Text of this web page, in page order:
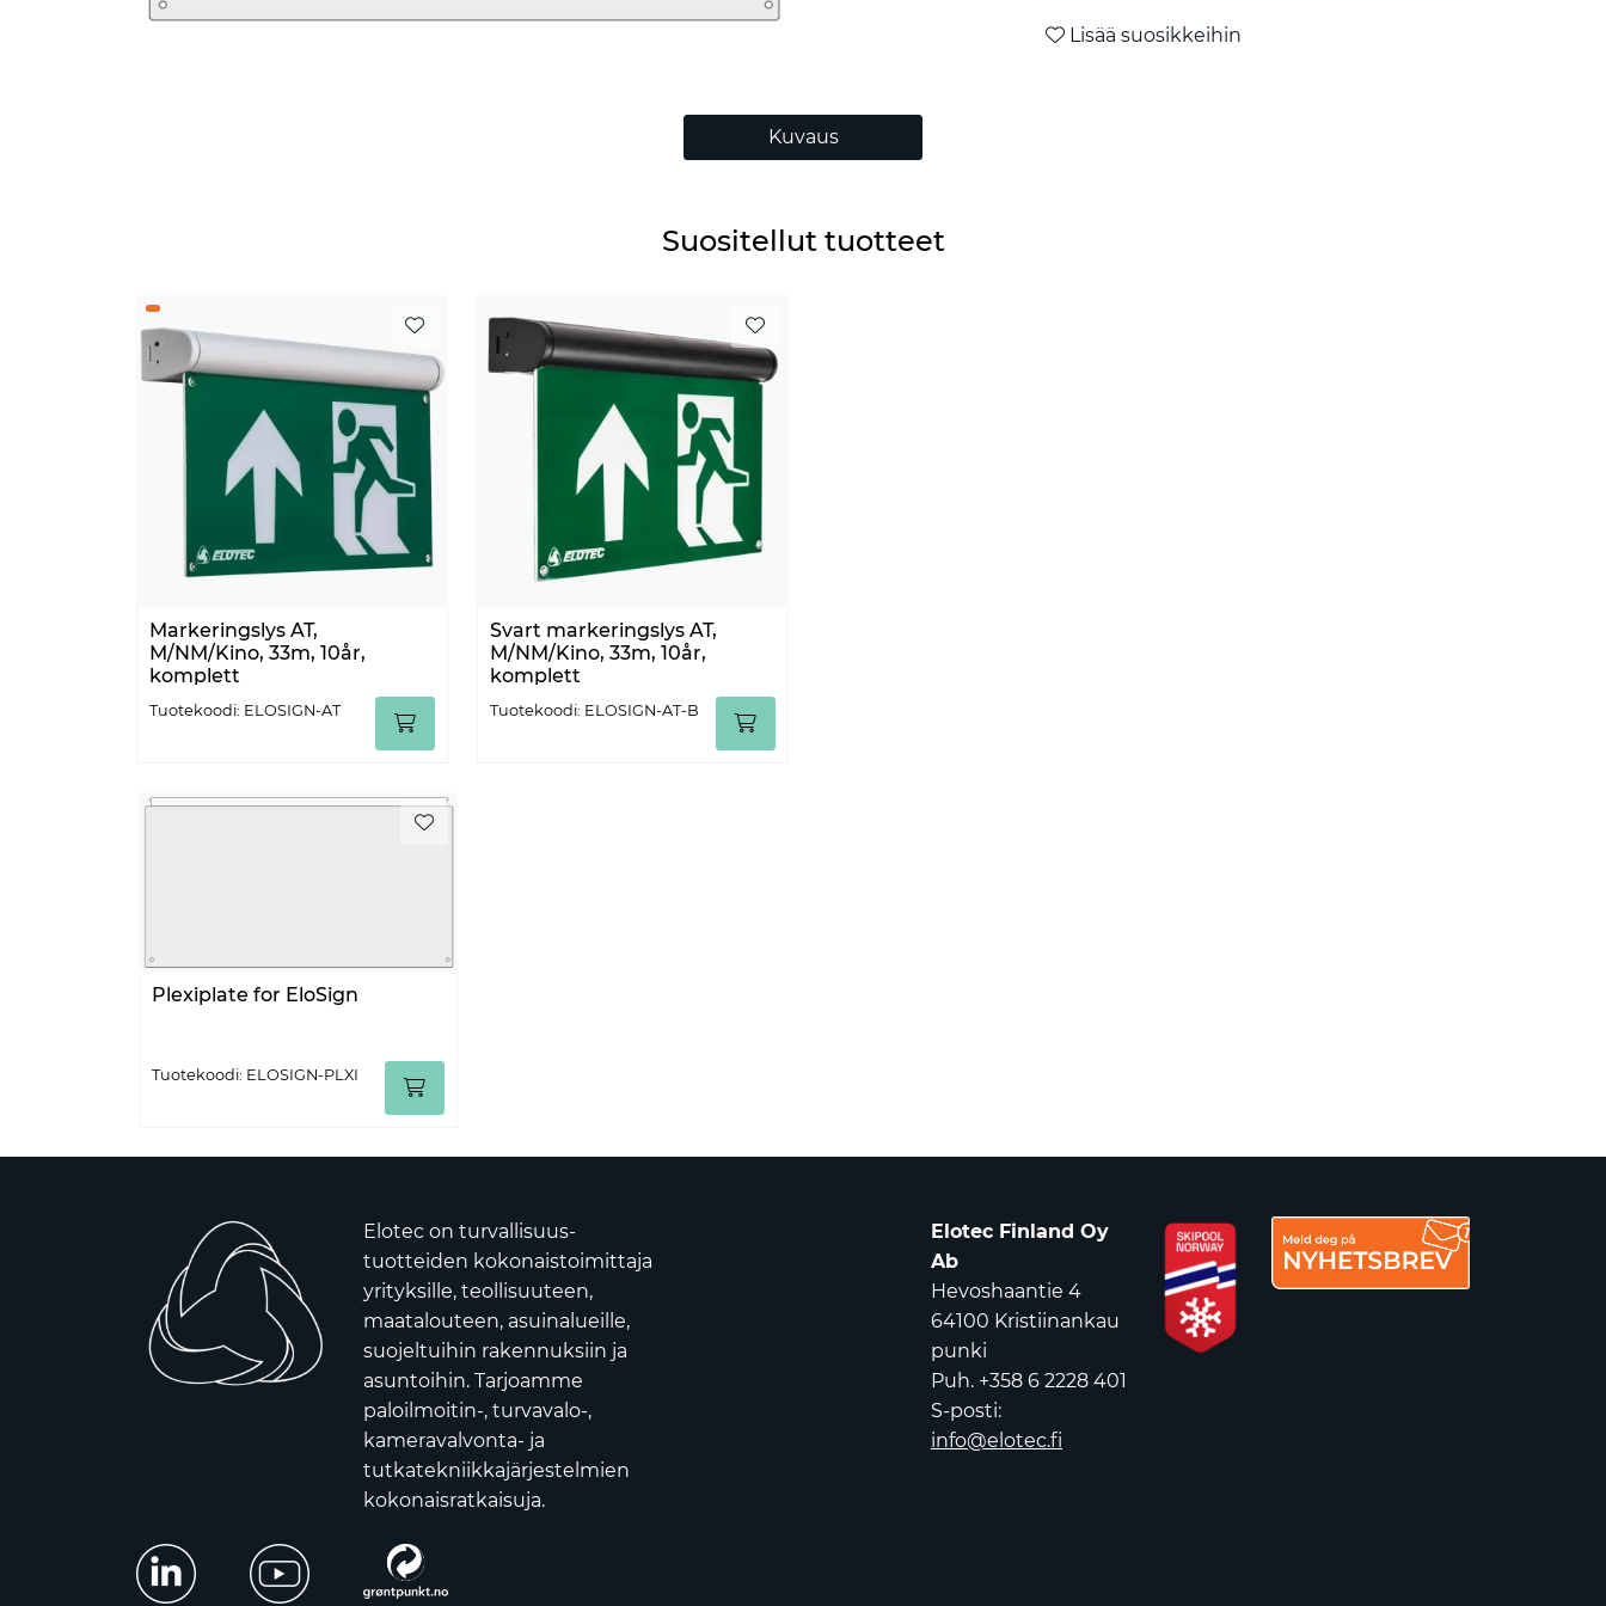
Lisää suosikkeihin
Kuvaus
Suositellut tuotteet
Markeringslys AT,
M/NM/Kino, 33m, 10år,
komplett
Tuotekoodi: ELOSIGN-AT
Svart markeringslys AT,
M/NM/Kino, 33m, 10år,
komplett
Tuotekoodi: ELOSIGN-AT-B
Plexiplate for EloSign
Tuotekoodi: ELOSIGN-PLXI
Elotec on turvallisuus-
tuotteiden kokonaistoimittaja
yrityksille, teollisuuteen,
maatalouteen, asuinalueille,
suojeltuihin rakennuksiin ja
asuntoihin. Tarjoamme
paloilmoitin-, turvavalo-,
kameravalvonta- ja
tutkatekniikkajärjestelmien
kokonaisratkaisuja.
Elotec Finland Oy
Ab
Hevoshaantie 4
64100 Kristiinankau
punki
Puh. +358 6 2228 401
S-posti:
info@elotec.fi